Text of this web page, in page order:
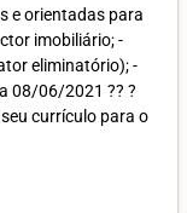
e orientadas para
imobiliário; -
eliminatório); -
08/06/2021 ?? ?
currículo para o